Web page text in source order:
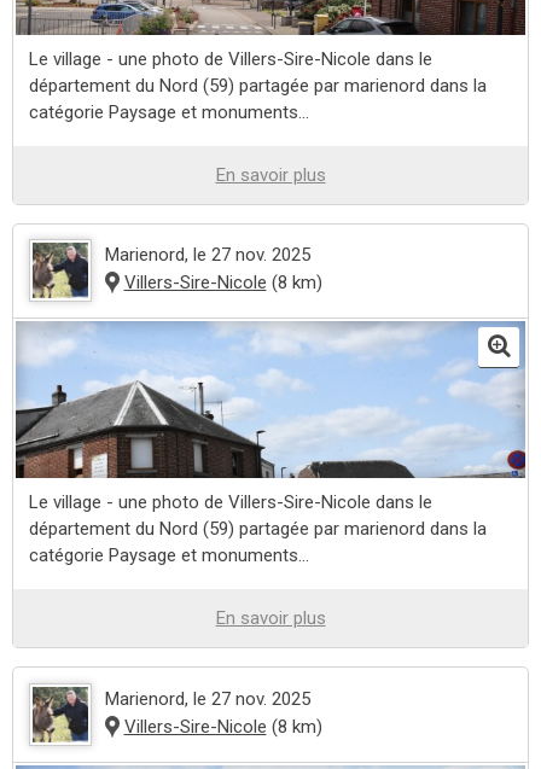
Le village - une photo de Villers-Sire-Nicole dans le
département du Nord (59) partagée par marienord dans la
catégorie Paysage et monuments...
En savoir plus
Marienord, le 27 nov. 2025
Villers-Sire-Nicole (8 km)
Le village - une photo de Villers-Sire-Nicole dans le
département du Nord (59) partagée par marienord dans la
catégorie Paysage et monuments...
En savoir plus
Marienord, le 27 nov. 2025
Villers-Sire-Nicole (8 km)